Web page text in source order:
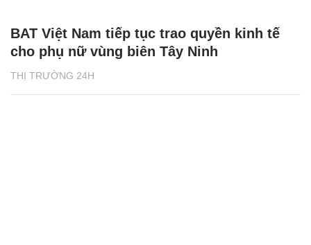
THỊ TRƯỜNG 24H
BAT Việt Nam tiếp tục trao quyền kinh tế
cho phụ nữ vùng biên Tây Ninh